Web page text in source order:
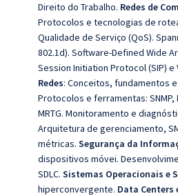
Direito do Trabalho. Redes de
Protocolos e tecnologias de
Qualidade de Serviço (QoS).
802.1d). Software-Defined Wide
Session Initiation Protocol (SIP) e
Redes: Conceitos, fundamentos
Protocolos e ferramentas: SNMP,
MRTG. Monitoramento e
Arquitetura de gerenciamento,
métricas. Segurança da
dispositivos móvei.
SDLC. Sistemas Operacionais e
hiperconvergente. Data Centers